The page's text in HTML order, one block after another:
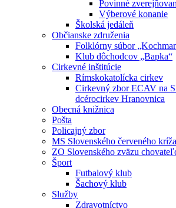
Povinné
Výberové konanie
Školská jedáleň
Občianske združenia
Folklórny súbor
Klub dôchodcov „Bapka“
Cirkevné inštitúcie
Rímskokatolícka cirkev
Cirkevný zbor ECAV na
dcérocirkev Hranovnica
Obecná knižnica
Pošta
Policajný zbor
MS Slovenského červeného kríža
ZO Slovenského zväzu
Šport
Futbalový klub
Šachový klub
Služby
Zdravotníctvo